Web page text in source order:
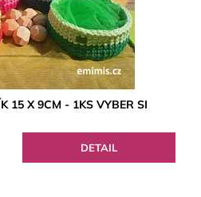
15 X 9CM - 1KS VYBER SI
DETAIL